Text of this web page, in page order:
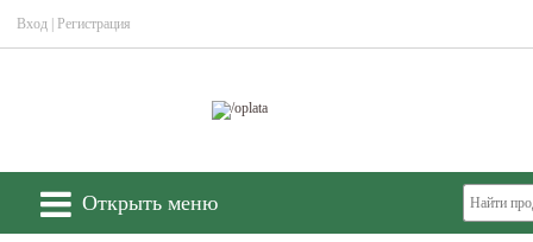
Вход Регистрация
Открыть меню